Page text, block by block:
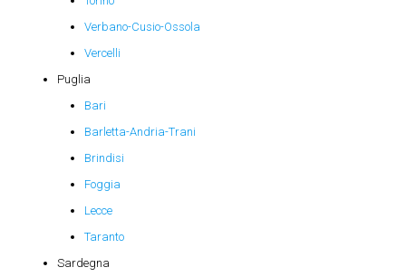
Verbano-Cusio-Ossola
Vercelli
Puglia
Bari
Barletta-Andria-Trani
Brindisi
Foggia
Lecce
Taranto
Sardegna